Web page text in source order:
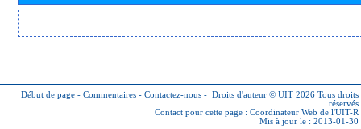
Début de page - Commentaires - Contactez-nous - Droits d'auteur © UIT 2026 Tous droits
réservés
Contact pour cette page : Coordinateur Web de l'UIT-R
Mis à jour le : 2013-01-30